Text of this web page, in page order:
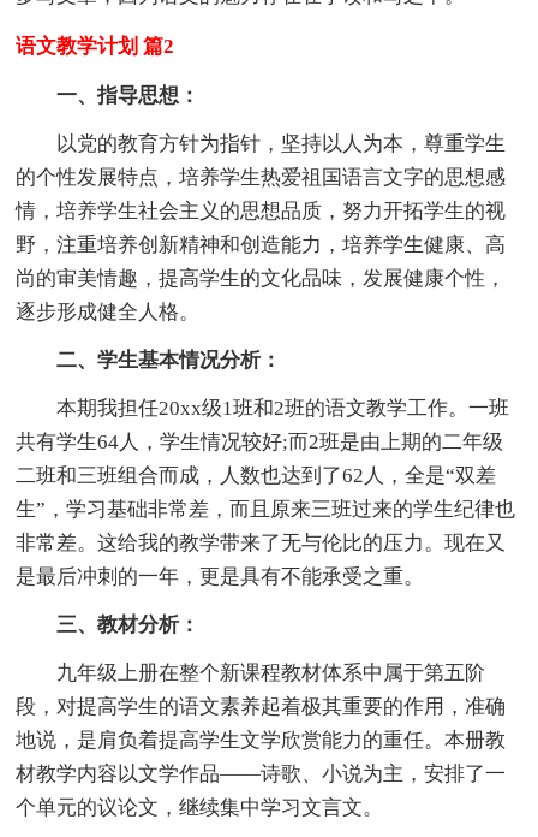
语文教学计划 篇2
一、指导思想：
以党的教育方针为指针，坚持以人为本，尊重学生
的个性发展特点，培养学生热爱祖国语言文字的思想感
情，培养学生社会主义的思想品质，努力开拓学生的视
野，注重培养创新精神和创造能力，培养学生健康、高
尚的审美情趣，提高学生的文化品味，发展健康个性，
逐步形成健全人格。
二、学生基本情况分析：
本期我担任20xx级1班和2班的语文教学工作。一班
共有学生64人，学生情况较好;而2班是由上期的二年级
二班和三班组合而成，人数也达到了62人，全是“双差
生”，学习基础非常差，而且原来三班过来的学生纪律也
非常差。这给我的教学带来了无与伦比的压力。现在又
是最后冲刺的一年，更是具有不能承受之重。
三、教材分析：
九年级上册在整个新课程教材体系中属于第五阶
段，对提高学生的语文素养起着极其重要的作用，准确
地说，是肩负着提高学生文学欣赏能力的重任。本册教
材教学内容以文学作品——诗歌、小说为主，安排了一
个单元的议论文，继续集中学习文言文。